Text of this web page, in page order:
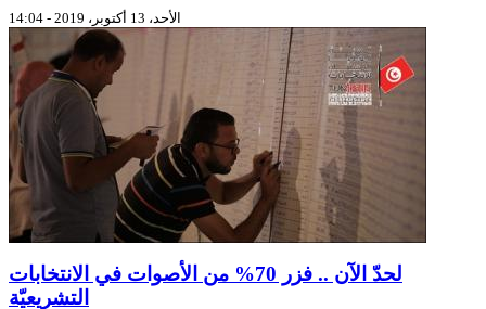
الأحد، 13 أكتوبر، 2019 - 14:04
لحدّ الآن .. فزر 70% من الأصوات في الانتخابات
التشريعيّة